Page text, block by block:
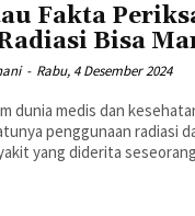
Fakta
Bisa
- Rabu, 4 Desember 2024
dunia medis dan
penggunaan radiasi